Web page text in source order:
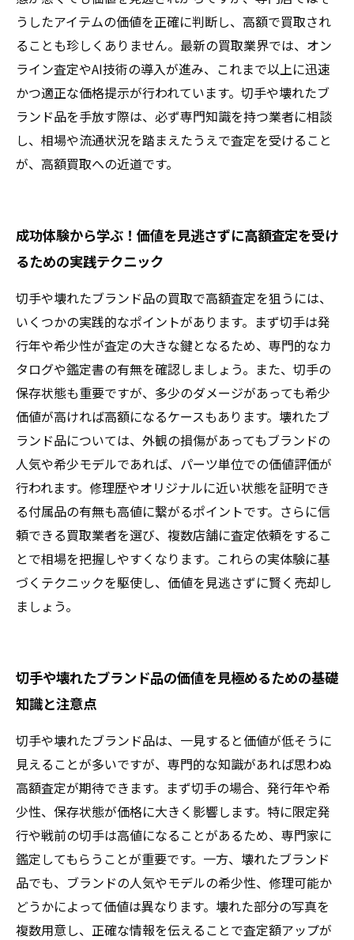
うしたアイテムの価値を正確に判断し、高額で買取され
ることも珍しくありません。最新の買取業界では、オン
ライン査定やAI技術の導入が進み、これまで以上に迅速
かつ適正な価格提示が行われています。切手や壊れたブ
ランド品を手放す際は、必ず専門知識を持つ業者に相談
し、相場や流通状況を踏まえたうえで査定を受けること
が、高額買取への近道です。
成功体験から学ぶ！価値を見逃さずに高額査定を受け
るための実践テクニック
切手や壊れたブランド品の買取で高額査定を狙うには、
いくつかの実践的なポイントがあります。まず切手は発
行年や希少性が査定の大きな鍵となるため、専門的なカ
タログや鑑定書の有無を確認しましょう。また、切手の
保存状態も重要ですが、多少のダメージがあっても希少
価値が高ければ高額になるケースもあります。壊れたブ
ランド品については、外観の損傷があってもブランドの
人気や希少モデルであれば、パーツ単位での価値評価が
行われます。修理歴やオリジナルに近い状態を証明でき
る付属品の有無も高値に繋がるポイントです。さらに信
頼できる買取業者を選び、複数店舗に査定依頼をするこ
とで相場を把握しやすくなります。これらの実体験に基
づくテクニックを駆使し、価値を見逃さずに賢く売却し
ましょう。
切手や壊れたブランド品の価値を見極めるための基礎
知識と注意点
切手や壊れたブランド品は、一見すると価値が低そうに
見えることが多いですが、専門的な知識があれば思わぬ
高額査定が期待できます。まず切手の場合、発行年や希
少性、保存状態が価格に大きく影響します。特に限定発
行や戦前の切手は高値になることがあるため、専門家に
鑑定してもらうことが重要です。一方、壊れたブランド
品でも、ブランドの人気やモデルの希少性、修理可能か
どうかによって価値は異なります。壊れた部分の写真を
複数用意し、正確な情報を伝えることで査定額アップが